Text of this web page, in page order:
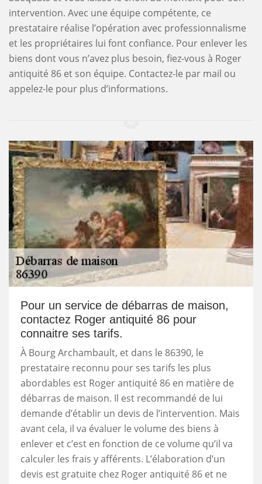
intervention. Avec une équipe compétente, ce
prestataire réalise l’opération avec professionnalisme
et les propriétaires lui font confiance. Pour enlever les
biens dont vous n’avez plus besoin, fiez-vous à Roger
antiquité 86 et son équipe. Contactez-le par mail ou
appelez-le pour plus d’informations.
Pour un service de débarras de maison,
contactez Roger antiquité 86 pour
connaitre ses tarifs.
À Bourg Archambault, et dans le 86390, le
prestataire reconnu pour ses tarifs les plus
abordables est Roger antiquité 86 en matière de
débarras de maison. Il est recommandé de lui
demande d’établir un devis de l’intervention. Mais
avant cela, il va évaluer le volume des biens à
enlever et c’est en fonction de ce volume qu’il va
calculer les frais y afférents. L’élaboration d’un
devis est gratuite chez Roger antiquité 86 et ne